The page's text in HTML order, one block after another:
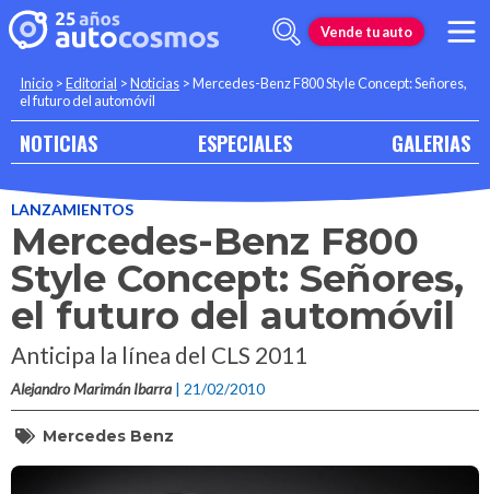
Vende tu auto
Inicio >Editorial >Noticias >Mercedes-Benz F800 Style Concept: Señores,
el futuro del automóvil
NOTICIAS ESPECIALES GALERIAS
LANZAMIENTOS
Mercedes-Benz F800
Style Concept: Señores,
el futuro del automóvil
Anticipa la línea del CLS 2011
Alejandro Marimán Ibarra | 21/02/2010
Mercedes Benz